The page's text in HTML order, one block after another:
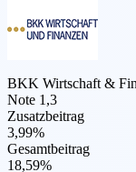
BKK Wirtschaft &
Note 1,3
Zusatzbeitrag
3,99%
Gesamtbeitrag
18,59%